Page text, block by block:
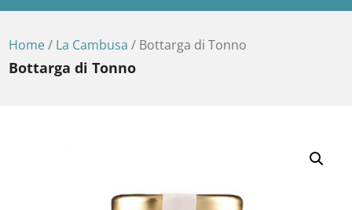
Home/ La Cambusa / Bottarga di Tonno
Bottarga di Tonno